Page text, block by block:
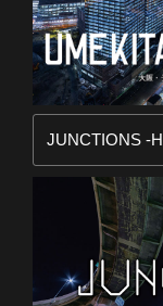
JUNCTIONS -